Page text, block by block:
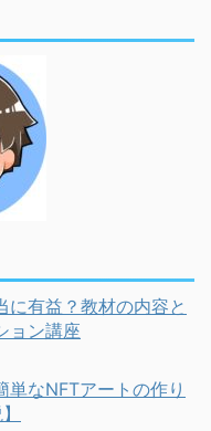
に有益？教材の内容と
ョン講座
単なNFTアートの作り